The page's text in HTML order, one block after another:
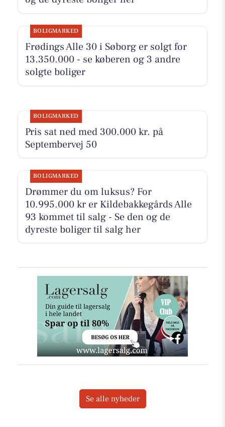
BOLIGMARKED
Frødings Alle 30 i Søborg er solgt for
13.350.000 - se køberen og 3 andre
solgte boliger
BOLIGMARKED
Pris sat ned med 300.000 kr. på
Septembervej 50
BOLIGMARKED
Drømmer du om luksus? For
10.995.000 kr er Kildebakkegårds Alle
93 kommet til salg - Se den og de
dyreste boliger til salg her
Se alle nyheder